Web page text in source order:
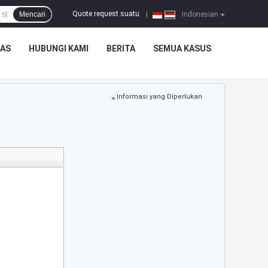
Indonesian
Quote request suatu
Mencari
HUBUNGI KAMI BERITA SEMUA KASUS
Informasi yang Diperlukan